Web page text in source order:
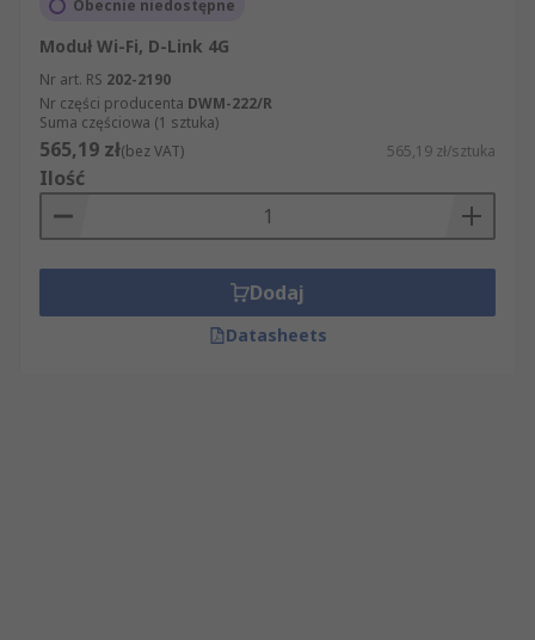
Obecnie niedostępne
Moduł Wi-Fi, D-Link 4G
Nr art. RS 202-2190
Nr części producenta DWM-222/R
Suma częściowa (1 sztuka)
565,19 zł(bez VAT) 565,19 zł/sztuka
Ilość
Dodaj
Datasheets